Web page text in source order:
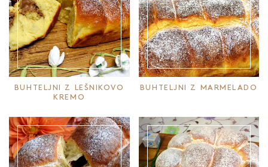
BUHTELJNI Z LEŠNIKOVO
KREMO
BUHTELJNI Z MARMELADO